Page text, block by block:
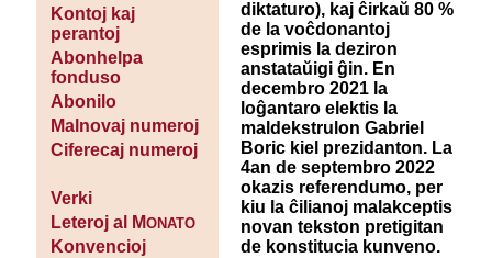
Kontoj kaj
perantoj
Abonhelpa
fonduso
Abonilo
Malnovaj numeroj
Ciferecaj numeroj
Verki
Leteroj al MONATO
Konvencioj
diktaturo), kaj ĉirkaŭ 80 %
de la voĉdonantoj
esprimis la deziron
anstataŭigi ĝin. En
decembro 2021 la
loĝantaro elektis la
maldekstrulon Gabriel
Boric kiel prezidanton. La
4an de septembro 2022
okazis referendumo, per
kiu la ĉilianoj malakceptis
novan tekston pretigitan
de konstitucia kunveno.